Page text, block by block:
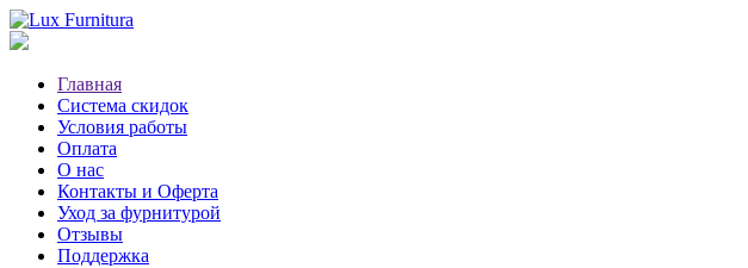
Главная
Система скидок
Условия работы
Оплата
О нас
Контакты и Оферта
Уход за фурнитурой
Отзывы
Поддержка